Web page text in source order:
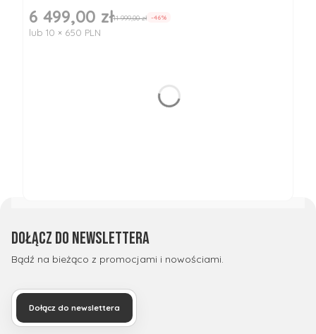
Cena promocyjna
6 499,00 zł11 999,00 zł -46%
lub 10 × 650 PLN
Dołącz do newslettera
Bądź na bieżąco z promocjami i nowościami.
Dołącz do newslettera